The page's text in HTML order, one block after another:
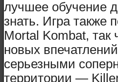
лучшее обучение
знать. Игра также
Mortal Kombat, так
новых
серьезными
территории —